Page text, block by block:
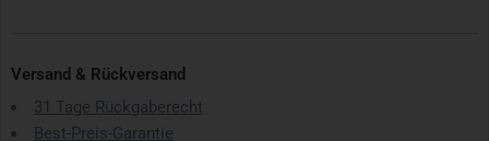
Versand & Rückversand
31 Tage Rückgaberecht
Best-Preis-Garantie